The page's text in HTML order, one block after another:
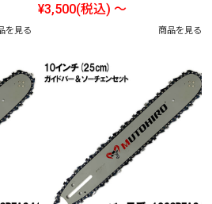
を見る
¥3,500(税込) ～
商品を見る